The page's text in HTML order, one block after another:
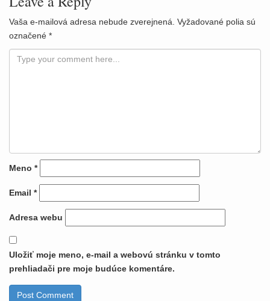
Vaša e-mailová adresa nebude zverejnená. Vyžadované polia sú
označené *
Meno *
Email *
Adresa webu
Uložiť moje meno, e-mail a webovú stránku v tomto
prehliadači pre moje budúce komentáre.